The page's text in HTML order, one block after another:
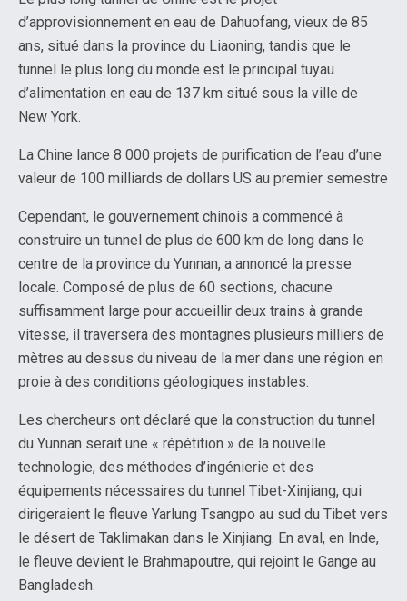
d’approvisionnement en eau de Dahuofang, vieux de 85
ans, situé dans la province du Liaoning, tandis que le
tunnel le plus long du monde est le principal tuyau
d’alimentation en eau de 137 km situé sous la ville de
New York.
La Chine lance 8 000 projets de purification de l’eau d’une
valeur de 100 milliards de dollars US au premier semestre
Cependant, le gouvernement chinois a commencé à
construire un tunnel de plus de 600 km de long dans le
centre de la province du Yunnan, a annoncé la presse
locale. Composé de plus de 60 sections, chacune
suffisamment large pour accueillir deux trains à grande
vitesse, il traversera des montagnes plusieurs milliers de
mètres au dessus du niveau de la mer dans une région en
proie à des conditions géologiques instables.
Les chercheurs ont déclaré que la construction du tunnel
du Yunnan serait une « répétition » de la nouvelle
technologie, des méthodes d’ingénierie et des
équipements nécessaires du tunnel Tibet-Xinjiang, qui
dirigeraient le fleuve Yarlung Tsangpo au sud du Tibet vers
le désert de Taklimakan dans le Xinjiang. En aval, en Inde,
le fleuve devient le Brahmapoutre, qui rejoint le Gange au
Bangladesh.